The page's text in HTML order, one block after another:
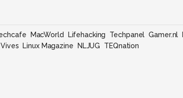
MacWorld Lifehacking Techpanel Gamer.nl
Vives Linux Magazine NLJUG TEQnation